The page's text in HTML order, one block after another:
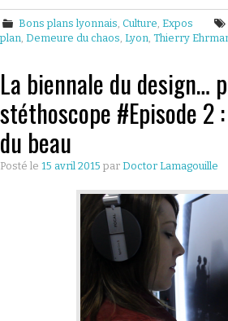
Bons plans lyonnais, Culture,Expos
plan, Demeure du chaos, Lyon, Thierry
La biennale du design…
stéthoscope #Episode 2
du beau
Posté le 15 avril 2015 par Doctor Lamagouille